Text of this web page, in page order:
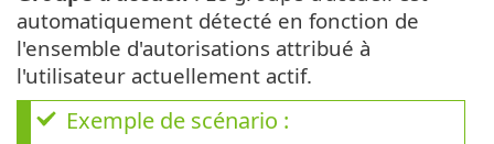
automatiquement détecté en fonction de
l'ensemble d'autorisations attribué à
l'utilisateur actuellement actif.
Exemple de scénario :